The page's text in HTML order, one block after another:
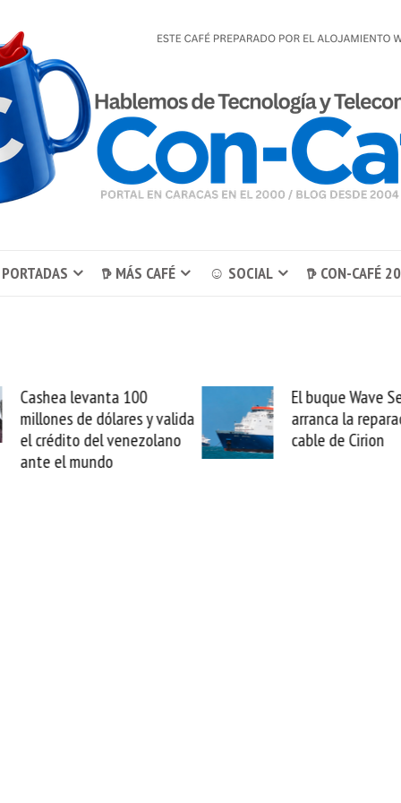
𖠚 MÁS CAFÉ ☺ SOCIAL 𖠚 CON-CAFÉ
El buque Wave Sentinel
arranca la reparación del
cable de Cirion
Uber se lleva
sabemos todo lo
mejorar
esta movida